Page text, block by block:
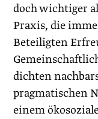
doch wichtiger
Praxis, die
Beteiligten
dichten
pragmatischen
einem